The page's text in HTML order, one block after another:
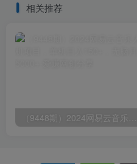
相关推荐